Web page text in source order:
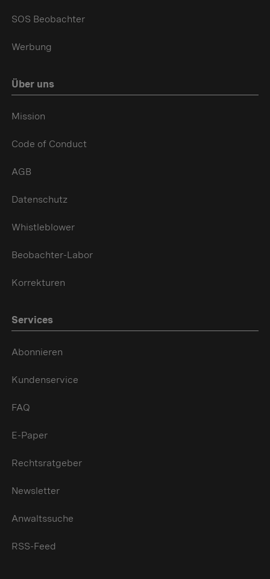
SOS Beobachter
Werbung
Über uns
Mission
Code of Conduct
AGB
Datenschutz
Whistleblower
Beobachter-Labor
Korrekturen
Services
Abonnieren
Kundenservice
FAQ
E-Paper
Rechtsratgeber
Newsletter
Anwaltssuche
RSS-Feed